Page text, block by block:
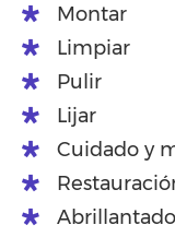
Montar
Limpiar
Pulir
Lijar
Cuidado y
Abrillantado